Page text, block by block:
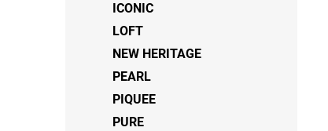
ICONIC
LOFT
NEW HERITAGE
PEARL
PIQUEE
PURE